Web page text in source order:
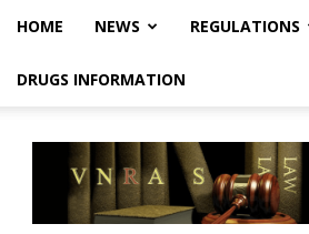
HOME NEWS REGULATIONS
DRUGS INFORMATION
Vietnam
Regulatory
Affairs
Society